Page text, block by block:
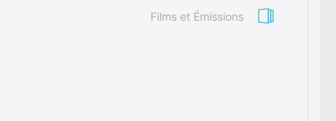
Films et Émissions